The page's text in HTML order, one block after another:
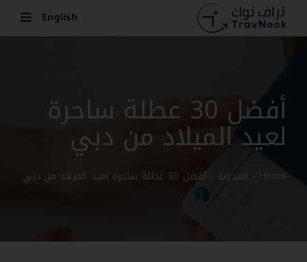
content
English
أفضل 30 عطلة ساحرة
لعيد الميلاد من دبي
Home المدونة - أفضل 30 عطلة ساحرة لعيد الميلاد من دبي